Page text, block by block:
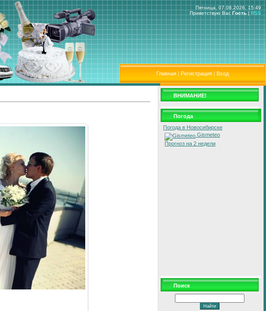
Пятница, 07.08.2026, 15:49
Приветствую Вас Гость | RSS
Главная | Регистрация | Вход
ВНИМАНИЕ!
Погода
Погода в Новосибирске
Gismeteo
Прогноз на 2 недели
Поиск